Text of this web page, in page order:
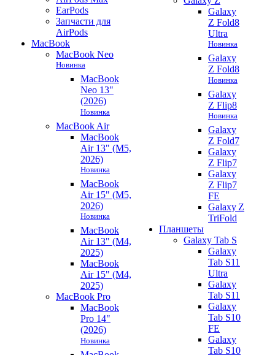
EarPods
Запчасти для
AirPods
MacBook
MacBook Neo
Новинка
MacBook
Neo 13"
(2026)
Новинка
MacBook Air
MacBook
Air 13" (M5,
2026)
Новинка
MacBook
Air 15" (M5,
2026)
Новинка
MacBook
Air 13" (M4,
2025)
MacBook
Air 15" (M4,
2025)
MacBook Pro
MacBook
Pro 14"
(2026)
Новинка
Galaxy
Z Fold8
Ultra
Новинка
Galaxy
Z Fold8
Новинка
Galaxy
Z Flip8
Новинка
Galaxy
Z Fold7
Galaxy
Z Flip7
Galaxy
Z Flip7
FE
Galaxy Z
TriFold
Планшеты
Galaxy Tab S
Galaxy
Tab S11
Ultra
Galaxy
Tab S11
Galaxy
Tab S10
FE
Galaxy
Tab S10